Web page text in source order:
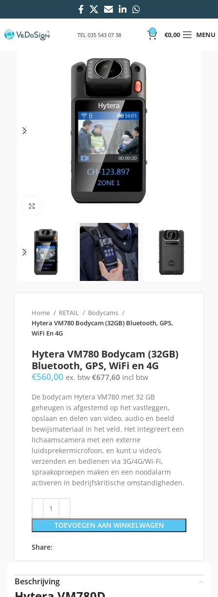
TEL 035 543 07 38
0 €0,00 MENU
Click to enlarge
Home RETAIL
Bodycams
Hytera VM780 Bodycam (32GB) Bluetooth, GPS,
WiFi En 4G
Hytera VM780 Bodycam (32GB)
Bluetooth, GPS, WiFi en 4G
€560,00 ex. btw €677,60 incl btw
De bodycam Hytera VM780 met 32 GB
geheugen is afgestemd op het vastleggen,
opslaan en delen van video, audio en beeld
bewijsmateriaal in het veld. Het integreert een
lichaamscamera met een externe
luidsprekermicrofoon, en kunt u video’s
verzenden en bedienen via 3G/4G/Wi-Fi,
spraakoproepen maken en een noodalarm
activeren in bedrijfskritische omstandigheden.
TOEVOEGEN AAN WINKELWAGEN
Share:
Beschrijving